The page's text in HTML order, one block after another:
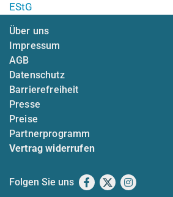
EStG
Über uns
Impressum
AGB
Datenschutz
Barrierefreiheit
Presse
Preise
Partnerprogramm
Vertrag widerrufen
Folgen Sie uns Facebook
X Instagram